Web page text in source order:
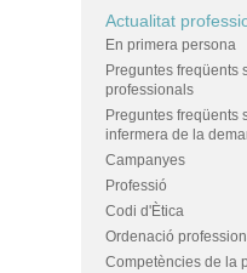
Actualitat
En primera persona
Preguntes freqüents
professionals
Preguntes freqüents
infermera de la
Campanyes
Professió
Codi d'Ètica
Ordenació
Competències de la